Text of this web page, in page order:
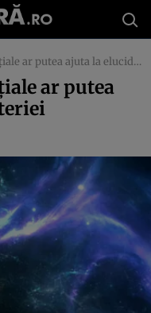
ajuta la elucidarea materiei întunecate
ar putea